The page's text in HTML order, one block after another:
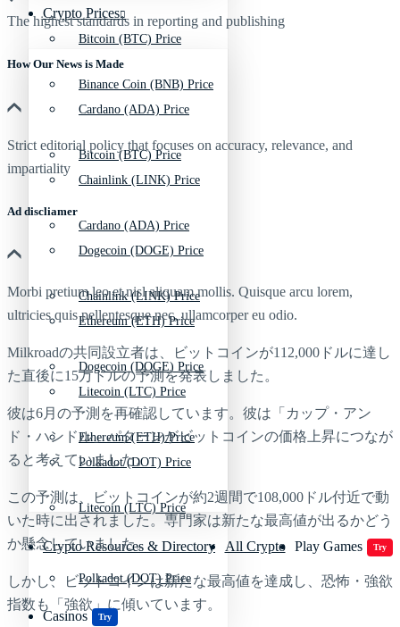
Bitcoin (BTC) Price
Cardano (ADA) Price
Chainlink (LINK) Price
Dogecoin (DOGE) Price
Ethereum (ETH) Price
Litecoin (LTC) Price
Polkadot (DOT) Price
Crypto Resources & Directory All Crypto Play Games Try
Casinos Try
Crypto Prices
Binance Coin (BNB) Price
Bitcoin (BTC) Price
Cardano (ADA) Price
Chainlink (LINK) Price
Dogecoin (DOGE) Price
Ethereum (ETH) Price
Litecoin (LTC) Price
Polkadot (DOT) Price
The highest standards in reporting and publishing
How Our News is Made
Strict editorial policy that focuses on accuracy, relevance, and
impartiality
Ad discliamer
Morbi pretium leo et nisl aliquam mollis. Quisque arcu lorem,
ultricies quis pellentesque nec, ullamcorper eu odio.
Milkroadの共同設立者は、ビットコインが112,000ドルに達し
た直後に15万ドルの予測を発表しました。
彼は6月の予測を再確認しています。彼は「カップ・アン
ド・ハンドル」パターンがビットコインの価格上昇につなが
ると考えていました。
この予測は、ビットコインが約2週間で108,000ドル付近で動
いた時に出されました。専門家は新たな最高値が出るかどう
か懸念していました。
しかし、ビットコインは新たな最高値を達成し、恐怖・強欲
指数も「強欲」に傾いています。